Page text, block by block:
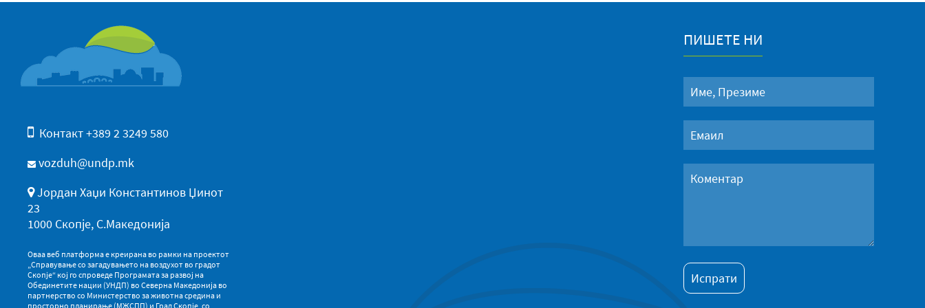
Контакт +389 2 3249 580
vozduh@undp.mk
Јордан Хаџи Константинов Џинот
23
1000 Скопје, С.Македонија
Оваа веб платформа е креирана во рамки на проектот
„Справување со загадувањето на воздухот во градот
Скопје“ кој го спроведе Програмата за развој на
Обединетите нации (УНДП) во Северна Македонија во
партнерство со Министерство за животна средина и
просторно планирање (МЖСПП) и Град Скопје, со
ПИШЕТЕ НИ